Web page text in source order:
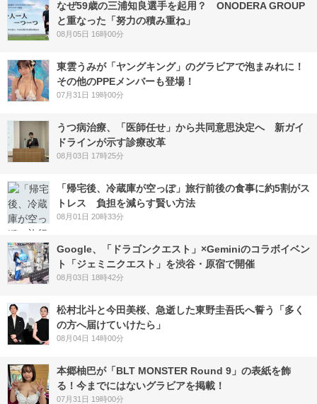
なぜ59歳の三浦知良選手を起用？ ONODERA GROUP
と重なった「努力の積み重ね」
08月05日 16時00分
東雲うみが「ヤングキング」のグラビアで泡まみれに！
その他のPPEメンバーも登場！
07月31日 19時00分
うつ病治療、「医師任せ」から共同意思決定へ 新ガイ
ドラインが示す診療改革
08月03日 17時25分
「帰宅後、冷蔵庫が空っぽ」旅行前後の食事に約5割がス
トレス 負担を減らす賢い方法
08月01日 20時33分
Google、「ドラゴンクエスト」×Geminiのコラボイベン
ト「ジェミニクエスト」を渋谷・原宿で開催
08月03日 18時42分
松村北斗と今田美桜、急逝した東野圭吾氏へ誓う「多く
の方へ届けていけたら」
08月04日 14時00分
本郷柚巴が「BLT MONSTER Round 9」の表紙を飾
る！今までにはないグラビアを掲載！
07月31日 19時00分